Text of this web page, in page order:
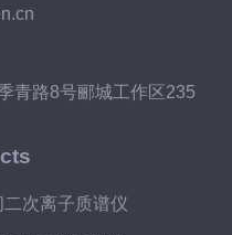
青路8号郦城工作区235
次离子质谱仪